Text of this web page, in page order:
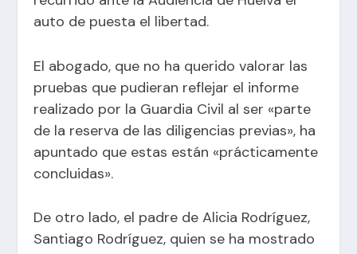
auto de puesta el libertad.
El abogado, que no ha querido valorar las
pruebas que pudieran reflejar el informe
realizado por la Guardia Civil al ser «parte
de la reserva de las diligencias previas», ha
apuntado que estas están «prácticamente
concluidas».
De otro lado, el padre de Alicia Rodríguez,
Santiago Rodríguez, quien se ha mostrado